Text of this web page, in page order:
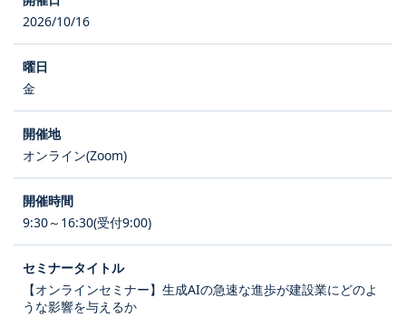
2026/10/16
金
オンライン(Zoom)
9:30～16:30(受付9:00)
【オンラインセミナー】生成AIの急速な進歩が建設業にどのよ
うな影響を与えるか